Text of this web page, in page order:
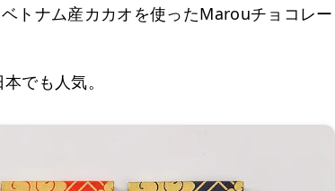
トナム産カカオを使ったMarouチョコレー
でも人気。